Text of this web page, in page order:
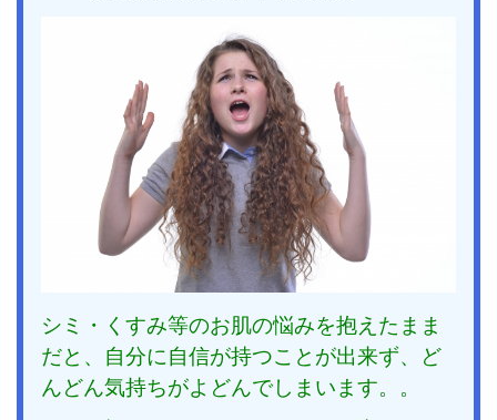
シミ・くすみ等のお肌の悩みを抱えたまま
だと、 自分に自信が持つことが出来ず、ど
んどん気持ちがよどんでしまいます。。